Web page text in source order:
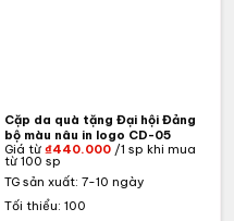
Cặp da quà tặng Đại hội Đảng
bộ màu nâu in logo CD-05
Giá từ ₫440.000/1 sp khi mua
từ 100 sp
TG sản xuất: 7-10 ngày
Tối thiểu: 100